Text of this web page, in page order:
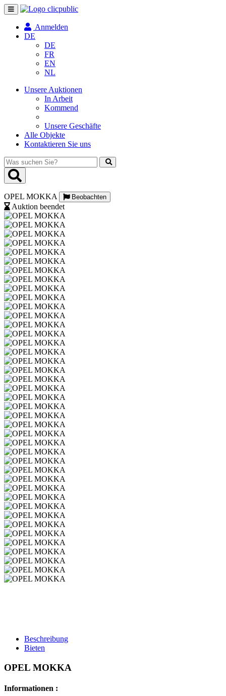
Navigation
umschalten
Anmelden
DE
DE
FR
EN
NL
Unsere Auktionen
In Arbeit
Kommend
Unsere Geschäfte
Alle Objekte
Kontaktieren Sie uns
Was
suchen
Sie?
OPEL MOKKA Beobachten
Auktion beendet
Beschreibung
Bieten
OPEL MOKKA
Informationen :